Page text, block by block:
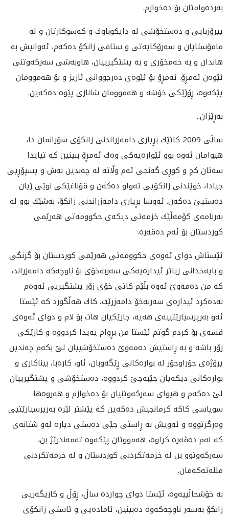
به‌رده‌وامتان بۆ ده‌خوازم.
پيرۆزبايى و ده‌ستخۆشى له‌ دايكوباوك و كه‌سوكارتان و له‌
مامۆستايان و سه‌رۆكايه‌تى و ستافى زانكۆ ده‌كه‌م، ئه‌وانيش به‌
هاندان و به‌ خه‌مخۆرى و به‌ پشتگيريیان، هاوبه‌شى سه‌ركه‌وتنی
ئێوه‌ن ئه‌مڕۆ. ئه‌مڕۆ بۆ ئێوه‌ى ده‌رچووانى ئازيز و بۆ هه‌موومان
پێكه‌وه‌، ڕۆژێكى خۆشه‌ و هه‌موومان شانازی پێوه‌ ده‌كه‌ين.
به‌ڕێزان..
ساڵى 2009 كاتێك بڕيارى دامه‌زراندنى زانكۆى سۆرانمان دا،
هيوامان ئه‌وه‌ بوو ئێواره‌يه‌كى وه‌ك ئه‌مڕۆ ببينين كه‌ تيايدا
سه‌تان كچ و كوڕى گه‌نجى ئه‌م وڵاته‌ له‌ چه‌ندين به‌ش و پسپۆڕيى
جيادا، خوێندنى زانكۆيى ته‌واو ده‌كه‌ن و قۆناغێكى نوێى ژيان
ده‌ستپێ ده‌كه‌ن. ئه‌و‌سا بڕيارى دامه‌زراندنى زانكۆ، به‌شێك بوو له‌
به‌رنامه‌ى كۆمه‌ڵێك خزمه‌تى ديكه‌ى حكوومه‌تى هه‌رێمى
كوردستان بۆ ئه‌م ده‌ڤه‌ره‌.
ئێستاش دواى ئه‌وه‌ى حكوومه‌تى هه‌رێمى كوردستان بۆ گرنگى
و بايه‌خدانى زياتر ئيداره‌يه‌كى سه‌ربه‌خۆى بۆ ناوچه‌كه‌ دامه‌زراند‌،
كه‌ من ده‌مه‌وێ ئه‌وه‌ بڵێم كاتی خۆی زۆر پشتگیریی ئه‌وه‌م
نه‌ده‌كرد ئیداره‌ی سه‌ر‌به‌خۆ دامه‌زرێت، كاك هه‌ڵگورد كه‌ ئێستا
ئه‌و به‌رپرسیارێتییه‌ی هه‌یه‌، جارێكیان هات بۆ لام و دوای ئه‌وه‌ی
قسه‌ی بۆ كردم گوتم ئێستا من بڕوام په‌یدا كردووه‌ و كارێكی
زۆر باشه‌ و به ‌ڕاستیش ده‌مه‌وێ ده‌ستخۆشییان لێ بكه‌م چه‌ندين
پرۆژه‌ى جۆراوجۆر له‌ بواره‌كانى ڕێگه‌وبان، ئاو، كاره‌با، بيناكارى و
بواره‌كانى ديكه‌یان جێبه‌جێ كردووه‌، ده‌ستخۆشى و پشتگيرييان
لێ ده‌كه‌م و هیوای سه‌ركه‌وتنیان بۆ ده‌خوازم و هه‌روه‌ها
سوپاسی كاكه‌ كرمانجیش ده‌كه‌ین كه‌ پێشتر لێره‌ به‌رپرسیارێتیی
وه‌رگرتووه‌ و ئه‌ویش به ‌ڕاستی جێی ده‌ستی دیاره‌ له‌و شتانه‌ی
كه‌ له‌م ده‌ڤه‌ره‌ كراوه‌، هه‌مووتان پێكه‌وه‌ ته‌مه‌ندرێژ بن،
سه‌ركه‌وتوو بن له‌ خزمه‌تكردنی كوردستان و له‌ خزمه‌تكردنی
ملله‌ته‌كه‌مان.
به‌ خۆشحاڵييه‌وه‌، ئێستا دواى چوارده‌ ساڵ، ڕۆڵ و كاريگه‌ريى
زانكۆ به‌سه‌ر ناوچه‌كه‌وه‌ ده‌بينين، ئاماده‌يى و ئاستى زانكۆى